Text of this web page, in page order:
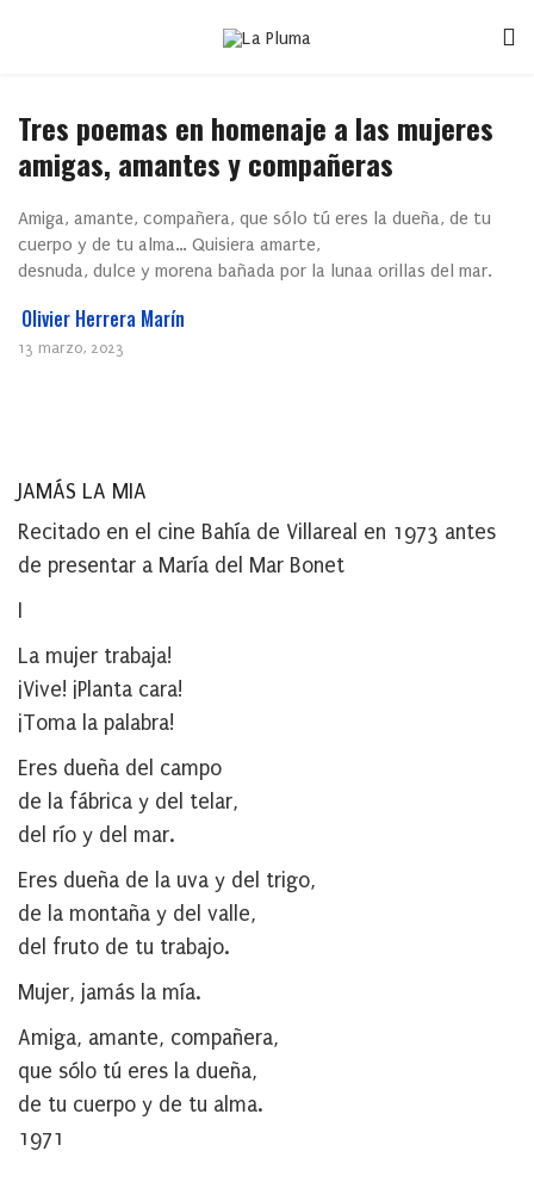
Tres poemas en homenaje a las mujeres
amigas, amantes y compañeras
Amiga, amante, compañera, que sólo tú eres la dueña, de tu
cuerpo y de tu alma… Quisiera amarte,
desnuda, dulce y morena bañada por la lunaa orillas del mar.
Olivier Herrera Marín
13 marzo, 2023
JAMÁS LA MIA
Recitado en el cine Bahía de Villareal en 1973 antes
de presentar a María del Mar Bonet
La mujer trabaja!
¡Vive! ¡Planta cara!
¡Toma la palabra!
Eres dueña del campo
de la fábrica y del telar,
del río y del mar.
Eres dueña de la uva y del trigo,
de la montaña y del valle,
del fruto de tu trabajo.
Mujer, jamás la mía.
Amiga, amante, compañera,
que sólo tú eres la dueña,
de tu cuerpo y de tu alma.
1971